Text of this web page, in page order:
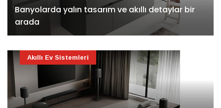
Banyolarda yalın tasarım ve akıllı detaylar bir
arada
Akıllı Ev Sistemleri